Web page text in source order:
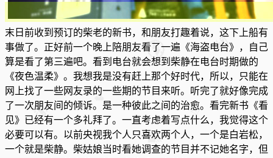
末日前收到预订的柴老的新书，和朋友打趣着说，这下上船有
事做了。正好前一个晚上陪朋友看了一遍《海盗电台》，自己
算是看了第三遍吧。看到电台就会想到柴静在电台时期做的
《夜色温柔》。我想我是没有赶上那个好时代，所以，只能在
网上找了一些网友录的一些期的节目来听。听完了就好像完成
了一次朋友间的倾诉。是一种彼此之间的治愈。看完新书《看
见》已经有一个多礼拜了。一直考虑着写点什么，我觉得这个
必要可以有。以前央视我个人只喜欢两个人，一个是白岩松，
一个就是柴静。柴姑娘当时看她调查的节目并不记她名字，但